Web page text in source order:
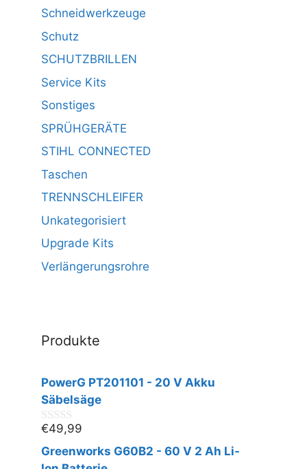
Schneidwerkzeuge
Schutz
SCHUTZBRILLEN
Service Kits
Sonstiges
SPRÜHGERÄTE
STIHL CONNECTED
Taschen
TRENNSCHLEIFER
Unkategorisiert
Upgrade Kits
Verlängerungsrohre
Produkte
PowerG PT201101 - 20 V Akku
Säbelsäge
0
v
o
€49,99
Greenworks G60B2 - 60 V 2 Ah Li-